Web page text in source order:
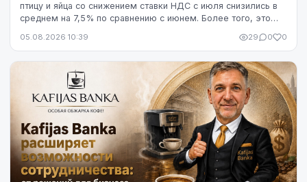
птицу и яйца со снижением ставки НДС с июля снизились в
среднем на 7,5% по сравнению с июнем. Более того, это
данный момент - до начала августа.
05.08.2026 10:39 29 0 0